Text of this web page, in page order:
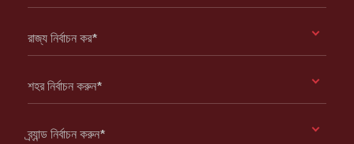
রাজ্য নির্বাচন কর*
শহর নির্বাচন করুন*
ব্র্যান্ড নির্বাচন করুন*